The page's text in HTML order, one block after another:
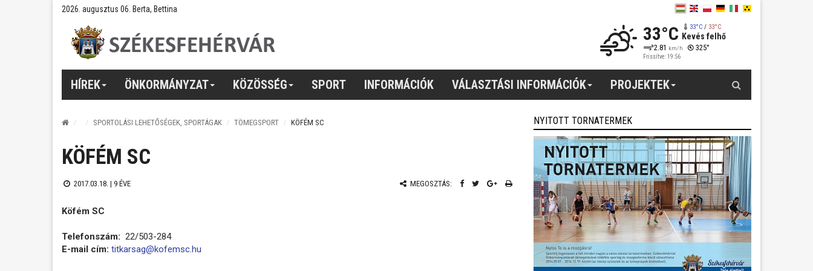
2026. augusztus 06. Berta, Bettina
33°C 33°C/ 33°C
Kevés felhő
2.81 km/h 325°
Frissítve: 19:56
HÍREK ÖNKORMÁNYZAT KÖZÖSSÉG SPORT INFORMÁCIÓK VÁLASZTÁSI INFORMÁCIÓK PROJEKTEK
SPORTOLÁSI LEHETŐSÉGEK, SPORTÁGAK TÖMEGSPORT KÖFÉM SC
KÖFÉM SC
2017.03.18. | 9 ÉVE MEGOSZTÁS:
Köfém SC
Telefonszám: 22/503-284
E-mail cím: titkarsag@kofemsc.hu
NYITOTT TORNATERMEK